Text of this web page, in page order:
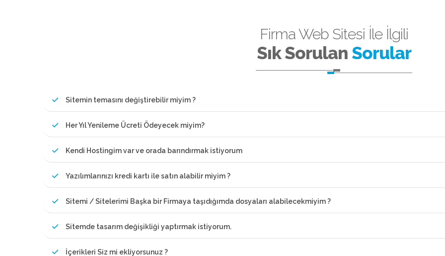
Firma Web Sitesi İle İlgili
Sık Sorulan Sorular
Sitemin temasını değiştirebilir miyim ?
Her Yıl Yenileme Ücreti Ödeyecek miyim?
Kendi Hostingim var ve orada barındırmak istiyorum
Yazılımlarınızı kredi kartı ile satın alabilir miyim ?
Sitemi / Sitelerimi Başka bir Firmaya taşıdığımda dosyaları alabilecekmiyim ?
Sitemde tasarım değişikliği yaptırmak istiyorum.
İçerikleri Siz mi ekliyorsunuz ?